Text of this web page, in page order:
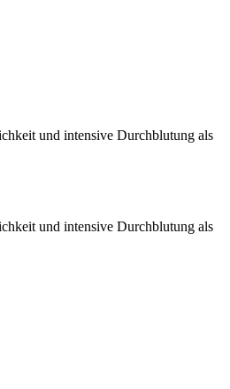
und intensive Durchblutung als
und intensive Durchblutung als